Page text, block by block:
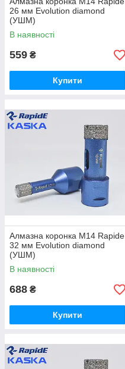
26 мм Evolution diamond
(УШМ)
В наявності
559 ₴
Купити
Алмазна коронка М14 Rapide
32 мм Evolution diamond
(УШМ)
В наявності
688 ₴
Купити